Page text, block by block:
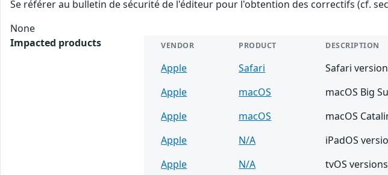
Se référer au bulletin de sécurité de l'éditeur pour l'obtention des correctifs (cf.
None
Impacted products
VENDOR PRODUCT DESCRIPTION
Apple Safari
Safari
Apple
macOS
macOS Big
Apple
macOS
macOS
Apple
N/A
iPadOS
Apple
N/A
tvOS